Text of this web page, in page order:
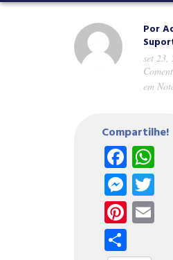
Por
set 23,
em
Compartilhe!
Share